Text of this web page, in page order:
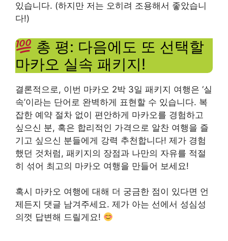
있습니다. (하지만 저는 오히려 조용해서 좋았습니
다!)
총 평: 다음에도 또 선택할
마카오 실속 패키지!
결론적으로, 이번 마카오 2박 3일 패키지 여행은 ‘실
속’이라는 단어로 완벽하게 표현할 수 있습니다. 복
잡한 예약 절차 없이 편안하게 마카오를 경험하고
싶으신 분, 혹은 합리적인 가격으로 알찬 여행을 즐
기고 싶으신 분들에게 강력 추천합니다! 제가 경험
했던 것처럼, 패키지의 장점과 나만의 자유를 적절
히 섞어 최고의 마카오 여행을 만들어 보세요!
혹시 마카오 여행에 대해 더 궁금한 점이 있다면 언
제든지 댓글 남겨주세요. 제가 아는 선에서 성심성
의껏 답변해 드릴게요!